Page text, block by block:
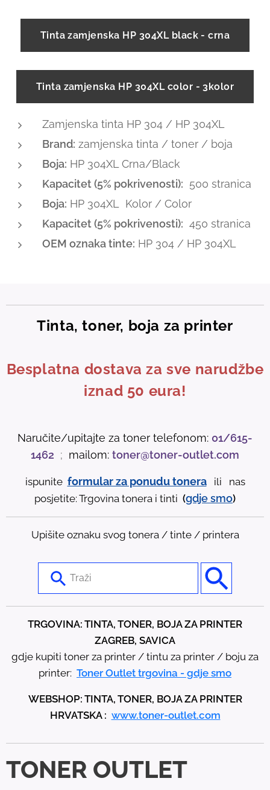
Tinta zamjenska HP 304XL black - crna
Tinta zamjenska HP 304XL color - 3kolor
Zamjenska tinta HP 304 / HP 304XL
Brand: zamjenska tinta / toner / boja
Boja: HP 304XL Crna/Black
Kapacitet (5% pokrivenosti): 500 stranica
Boja: HP 304XL Kolor / Color
Kapacitet (5% pokrivenosti): 450 stranica
OEM oznaka tinte: HP 304 / HP 304XL
Tinta, toner, boja za printer
Besplatna dostava za sve narudžbe
iznad 50 eura!
Naručite/upitajte za toner telefonom: 01/615-
1462 ; mailom: toner@toner-outlet.com
ispunite formular za ponudu tonera
ili nas
posjetite: Trgovina tonera i tinti (gdjesmo)
Upišite oznaku svog tonera / tinte / printera
t
a
TRGOVINA: TINTA, TONER, BOJA ZA PRINTER
ZAGREB, SAVICA
gdje kupiti toner za printer / tintu za printer / boju za
printer: Toner Outlet trgovina - gdje smo
WEBSHOP: TINTA, TONER, BOJA ZA PRINTER
HRVATSKA : www.toner-outlet.com
TONER OUTLET